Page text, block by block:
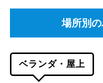
場所別
ベランダ・屋上